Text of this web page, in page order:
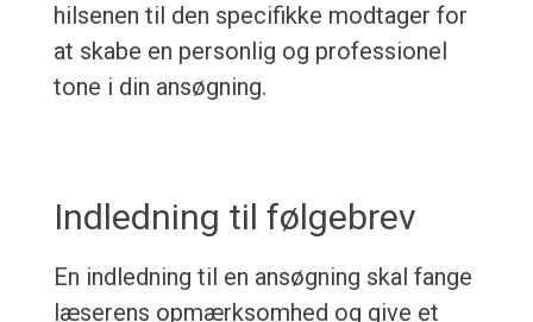
hilsenen til den specifikke modtager for
at skabe en personlig og professionel
tone i din ansøgning.
Indledning til følgebrev
En indledning til en ansøgning skal fange
læserens opmærksomhed og give et